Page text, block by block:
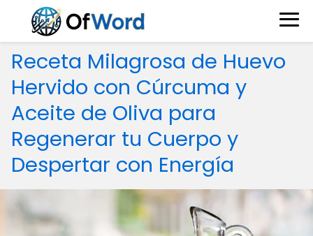
Receta Milagrosa de Huevo
Hervido con Cúrcuma y
Aceite de Oliva para
Regenerar tu Cuerpo y
Despertar con Energía